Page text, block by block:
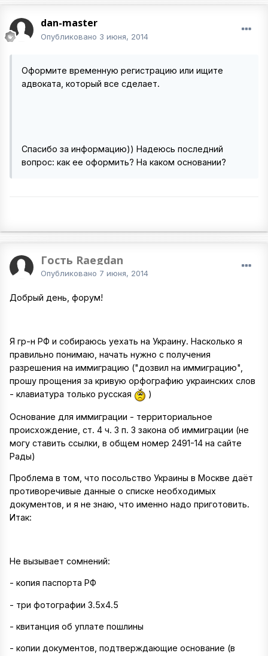
dan-master
Опубликовано 3 июня, 2014
Оформите временную регистрацию или ищите
адвоката, который все сделает.
Спасибо за информацию)) Надеюсь последний
вопрос: как ее оформить? На каком основании?
Гость Raegdan
Опубликовано 7 июня, 2014
Добрый день, форум!
Я гр-н РФ и собираюсь уехать на Украину. Насколько я
правильно понимаю, начать нужно с получения
разрешения на иммиграцию ("дозвил на иммиграцию",
прошу прощения за кривую орфографию украинских слов
- клавиатура только русская
)
Основание для иммиграции - территориальное
происхождение, ст. 4 ч. 3 п. 3 закона об иммиграции (не
могу ставить ссылки, в общем номер 2491-14 на сайте
Рады)
Проблема в том, что посольство Украины в Москве даёт
противоречивые данные о списке необходимых
документов, и я не знаю, что именно надо приготовить.
Итак:
Не вызывает сомнений:
- копия паспорта РФ
- три фотографии 3.5х4.5
- квитанция об уплате пошлины
- копии документов, подтверждающие основание (в